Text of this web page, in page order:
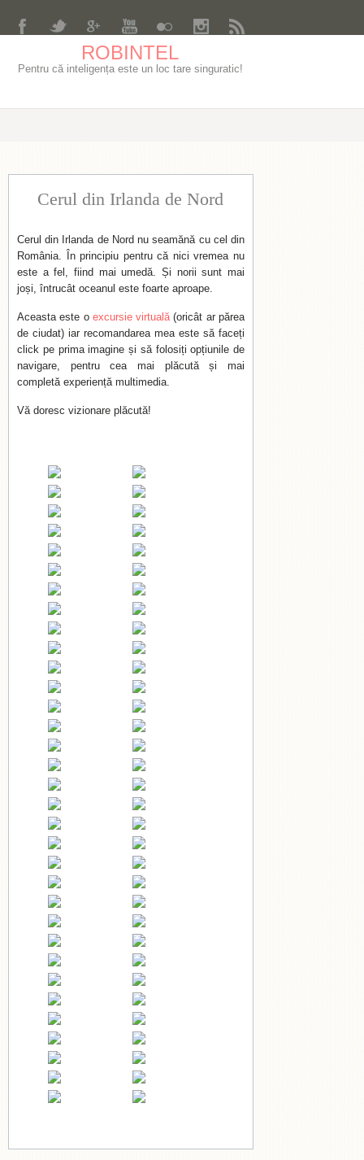
ROBINTEL
Pentru că inteligența este un loc tare singuratic!
Cerul din Irlanda de Nord
Cerul din Irlanda de Nord nu seamănă cu cel din
România. În principiu pentru că nici vremea nu
este a fel, fiind mai umedă. Și norii sunt mai
joși, întrucât oceanul este foarte aproape.
Aceasta este o excursie virtuală(oricât ar părea
de ciudat) iar recomandarea mea este să faceți
click pe prima imagine și să folosiți opțiunile de
navigare, pentru cea mai plăcută și mai
completă experiență multimedia.
Vă doresc vizionare plăcută!